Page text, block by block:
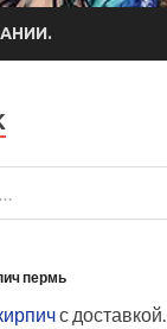
пермь
с